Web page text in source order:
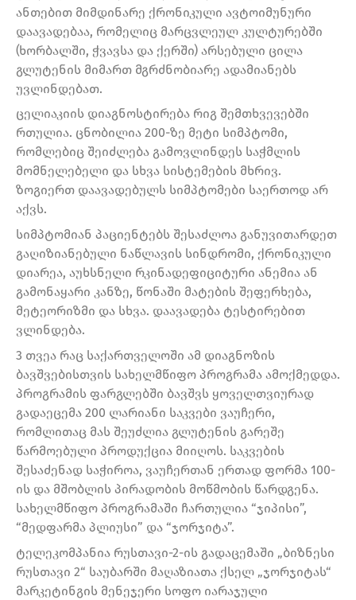
ანთებით მიმდინარე ქრონიკული ავტოიმუნური
დაავადებაა, რომელიც მარცვლეულ კულტურებში
(ხორბალში, ჭვავსა და ქერში) არსებული ცილა
გლუტენის მიმართ მგრძნობიარე ადამიანებს
უვლინდებათ.
ცელიაკიის დიაგნოსტირება რიგ შემთხვევებში
რთულია. ცნობილია 200-ზე მეტი სიმპტომი,
რომლებიც შეიძლება გამოვლინდეს საჭმლის
მომნელებელი და სხვა სისტემების მხრივ.
ზოგიერთ დაავადებულს სიმპტომები საერთოდ არ
აქვს.
სიმპტომიან პაციენტებს შესაძლოა განუვითარდეთ
გაღიზიანებული ნაწლავის სინდრომი, ქრონიკული
დიარეა, აუხსნელი რკინადეფიციტური ანემია ან
გამონაყარი კანზე, წონაში მატების შეფერხება,
მეტეორიზმი და სხვა. დაავადება ტესტირებით
ვლინდება.
3 თვეა რაც საქართველოში ამ დიაგნოზის
ბავშვებისთვის სახელმწიფო პროგრამა ამოქმედდა.
პროგრამის ფარგლებში ბავშვს ყოველთვიურად
გადაეცემა 200 ლარიანი საკვები ვაუჩერი,
რომლითაც მას შეუძლია გლუტენის გარეშე
წარმოებული პროდუქცია მიიღოს. საკვების
შესაძენად საჭიროა, ვაუჩერთან ერთად ფორმა 100-
ის და მშობლის პირადობის მოწმობის წარდგენა.
სახელმწიფო პროგრამაში ჩართულია “ჯიპისი”,
“მედფარმა პლიუსი” და “ჯორჯიტა”.
ტელეკომპანია რუსთავი-2-ის გადაცემაში „ბიზნესი
რუსთავი 2“ საუბარში მაღაზიათა ქსელ „ჯორჯიტას“
მარკეტინგის მენეჯერი სოფო იარაჯული